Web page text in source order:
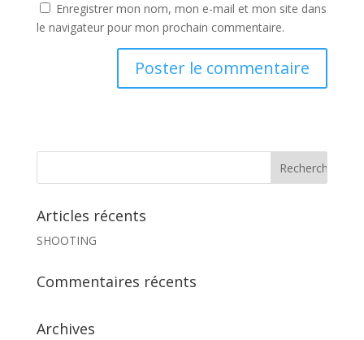
Enregistrer mon nom, mon e-mail et mon site dans
le navigateur pour mon prochain commentaire.
Articles récents
SHOOTING
Commentaires récents
Archives